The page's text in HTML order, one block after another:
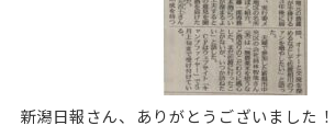
新潟日報さん、ありがとうございました！